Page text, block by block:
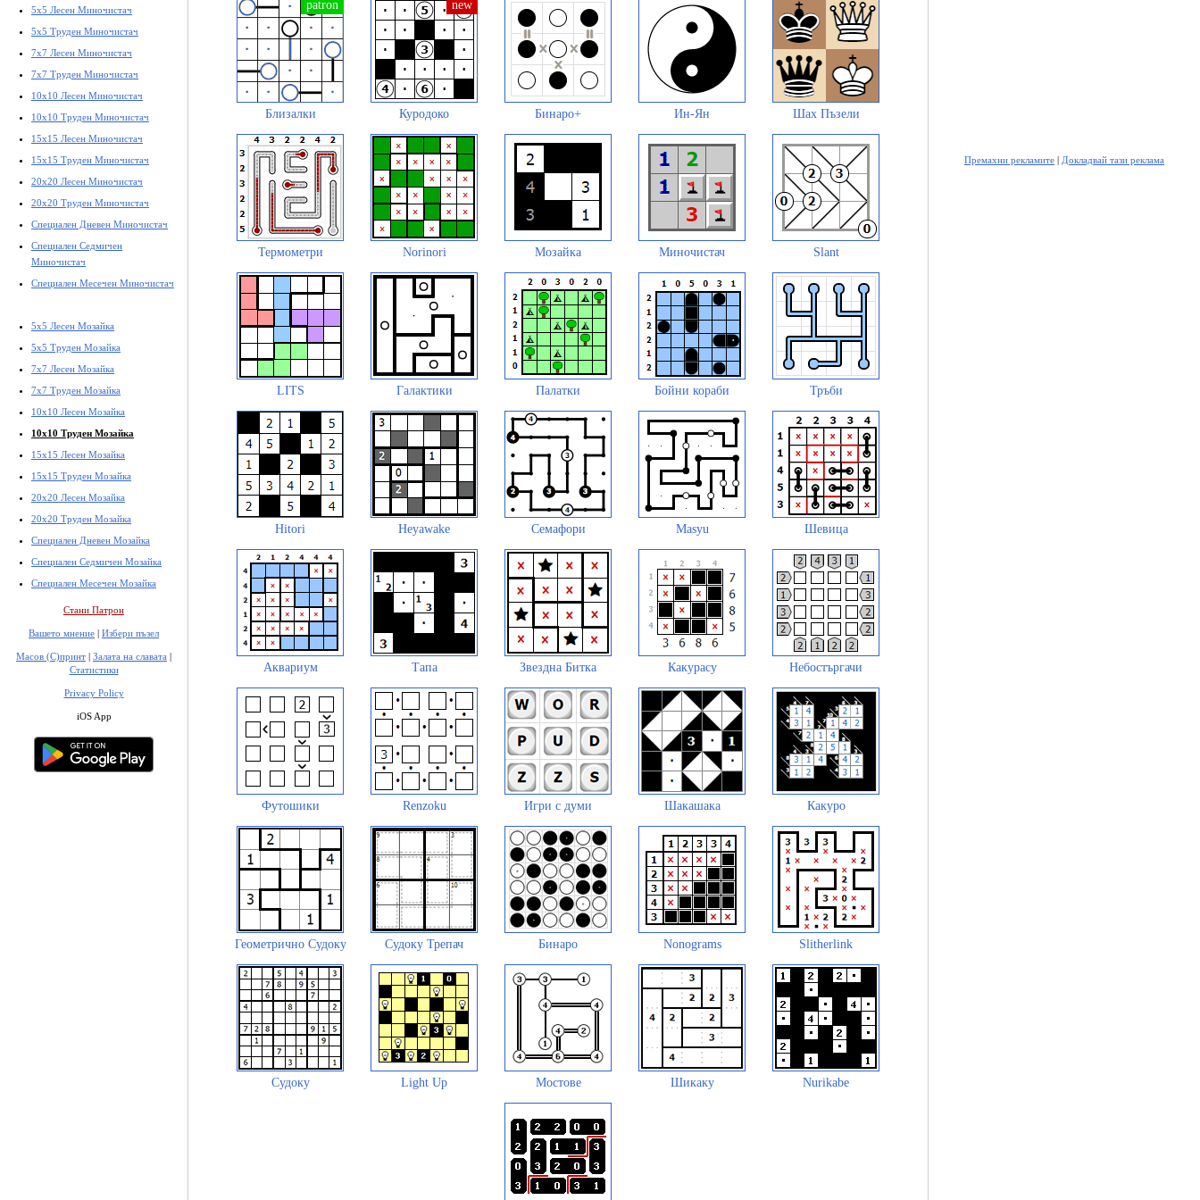
5x5 Лесен Миночистач
5x5 Труден Миночистач
7x7 Лесен Миночистач
7x7 Труден Миночистач
10x10 Лесен Миночистач
10x10 Труден Миночистач
15x15 Лесен Миночистач
15x15 Труден Миночистач
20x20 Лесен Миночистач
20x20 Труден Миночистач
Специален Дневен Миночистач
Специален Седмичен
Миночистач
Специален Месечен Миночистач
5x5 Лесен Мозайка
5x5 Труден Мозайка
7x7 Лесен Мозайка
7x7 Труден Мозайка
10x10 Лесен Мозайка
10x10 Труден Мозайка
15x15 Лесен Мозайка
15x15 Труден Мозайка
20x20 Лесен Мозайка
20x20 Труден Мозайка
Специален Дневен Мозайка
Специален Седмичен Мозайка
Специален Месечен Мозайка
Стани Патрон
Вашето мнение | Избери пъзел
Масов (С)принт | Залата на славата |
Статистики
Privacy Policy
iOS App
Близалки Куродоко Бинаро+ Ин-Ян Шах Пъзели
Термометри Norinori Мозайка Миночистач Slant
LITS Галактики Палатки Бойни кораби Тръби
Hitori Heyawake Семафори Masyu Шевица
Аквариум Тапа Звездна Битка Какурасу Небостъргачи
Футошики Renzoku Игри с думи Шакашака Какуро
Геометрично Судоку Судоку Трепач Бинаро Nonograms Slitherlink
Судоку Light Up Мостове Шикаку Nurikabe
Премахни рекламите | Докладвай тази реклама